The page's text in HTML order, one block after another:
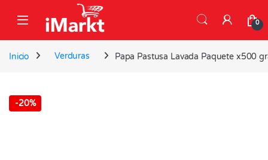
0
Inicio Verduras Papa Pastusa Lavada Paquete x500
-20%